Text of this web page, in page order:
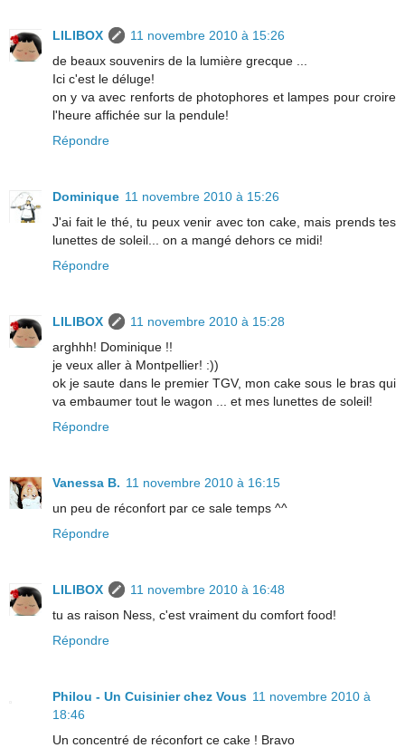
LILIBOX
11 novembre 2010 à 15:26
de beaux souvenirs de la lumière grecque ...
Ici c'est le déluge!
on y va avec renforts de photophores et lampes pour croire
l'heure affichée sur la pendule!
Répondre
Dominique 11 novembre 2010 à 15:26
J'ai fait le thé, tu peux venir avec ton cake, mais prends tes
lunettes de soleil... on a mangé dehors ce midi!
Répondre
LILIBOX
11 novembre 2010 à 15:28
arghhh! Dominique !!
je veux aller à Montpellier! :))
ok je saute dans le premier TGV, mon cake sous le bras qui
va embaumer tout le wagon ... et mes lunettes de soleil!
Répondre
Vanessa B. 11 novembre 2010 à 16:15
un peu de réconfort par ce sale temps ^^
Répondre
LILIBOX
11 novembre 2010 à 16:48
tu as raison Ness, c'est vraiment du comfort food!
Répondre
Philou - Un Cuisinier chez Vous 11 novembre 2010 à
18:46
Un concentré de réconfort ce cake ! Bravo